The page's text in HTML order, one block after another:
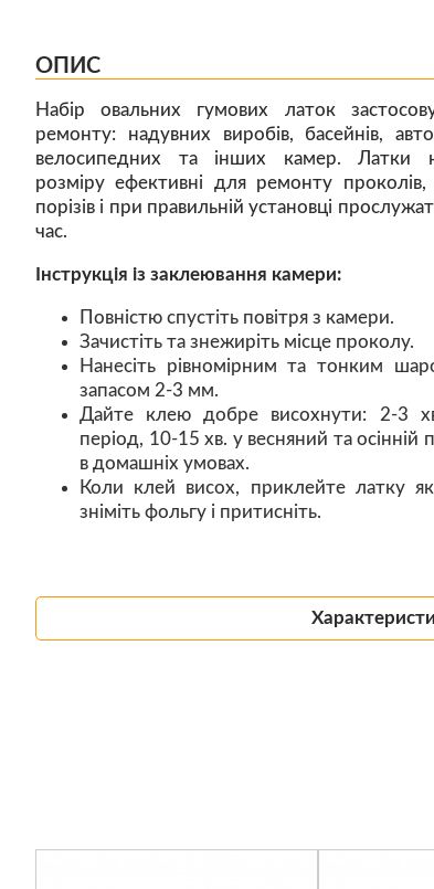
ОПИС
Набір овальних гумових латок
ремонту: надувних виробів, басейнів,
велосипедних та інших камер. Латки
розміру ефективні для ремонту проколів,
порізів і при правильній установці
час.
Інструкція із заклеювання камери:
Повністю спустіть повітря з камери.
Зачистіть та знежиріть місце проколу.
Нанесіть рівномірним та тонким
запасом 2-3 мм.
Дайте клею добре висохнути: 2-3
період, 10-15 хв. у весняний та осінній
в домашніх умовах.
Коли клей висох, приклейте латку
зніміть фольгу і притисніть.